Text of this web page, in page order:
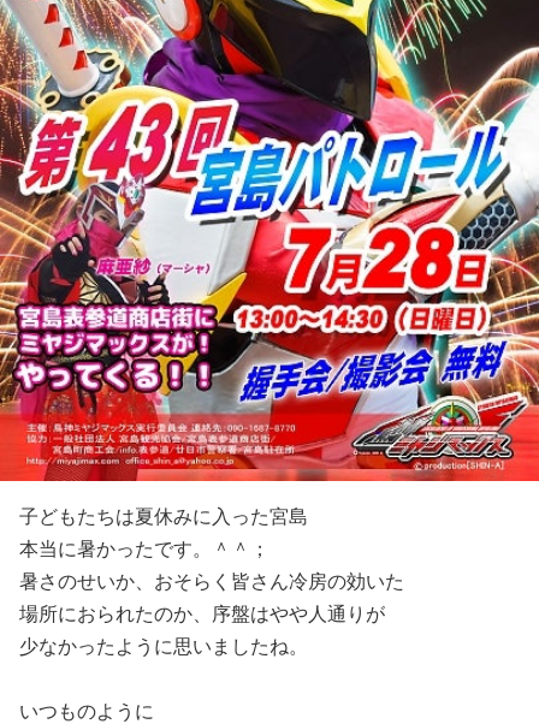
子どもたちは夏休みに入った宮島
本当に暑かったです。＾＾；
暑さのせいか、おそらく皆さん冷房の効いた
場所におられたのか、序盤はやや人通りが
少なかったように思いましたね。
いつものように